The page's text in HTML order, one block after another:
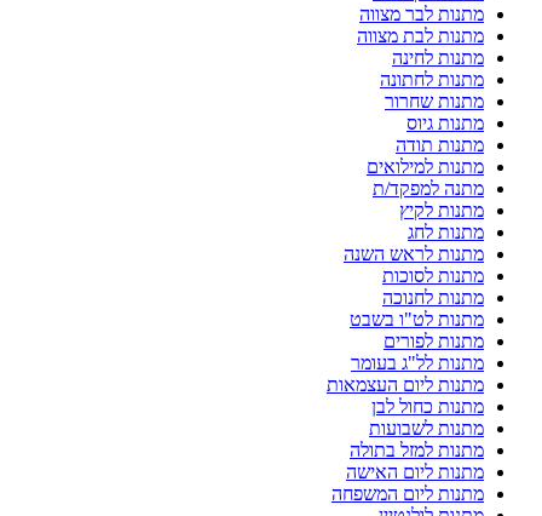
מתנות לבר מצווה
מתנות לבת מצווה
מתנות לחינה
מתנות לחתונה
מתנות שחרור
מתנות גיוס
מתנות תודה
מתנות למילואים
מתנה למפקד/ת
מתנות לקיץ
מתנות לחג
מתנות לראש השנה
מתנות לסוכות
מתנות לחנוכה
מתנות לט"ו בשבט
מתנות לפורים
מתנות לל"ג בעומר
מתנות ליום העצמאות
מתנות כחול לבן
מתנות לשבועות
מתנות למזל בתולה
מתנות ליום האישה
מתנות ליום המשפחה